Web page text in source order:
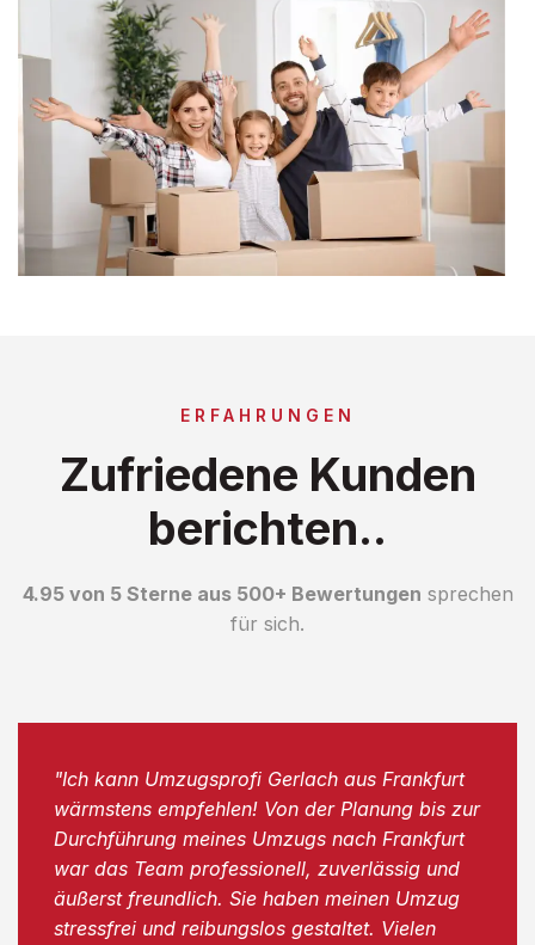
ERFAHRUNGEN
Zufriedene Kunden
berichten..
4.95 von 5 Sterne aus 500+ Bewertungen sprechen
für sich.
"Ich kann Umzugsprofi Gerlach aus Frankfurt
wärmstens empfehlen! Von der Planung bis zur
Durchführung meines Umzugs nach Frankfurt
war das Team professionell, zuverlässig und
äußerst freundlich. Sie haben meinen Umzug
stressfrei und reibungslos gestaltet. Vielen